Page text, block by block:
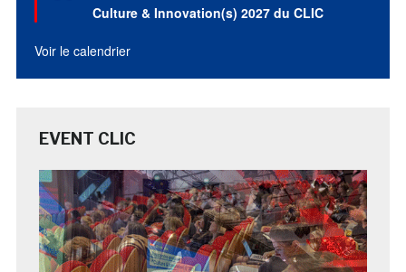
Culture & Innovation(s) 2027 du CLIC
Voir le calendrier
EVENT CLIC